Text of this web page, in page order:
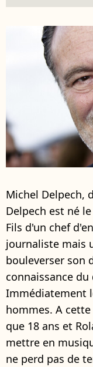
Michel Delpech,
Delpech est né
Fils d'un chef
journaliste mais
bouleverser son
connaissance
Immédiatement
hommes. A
que 18 ans et
mettre en
ne perd pas de